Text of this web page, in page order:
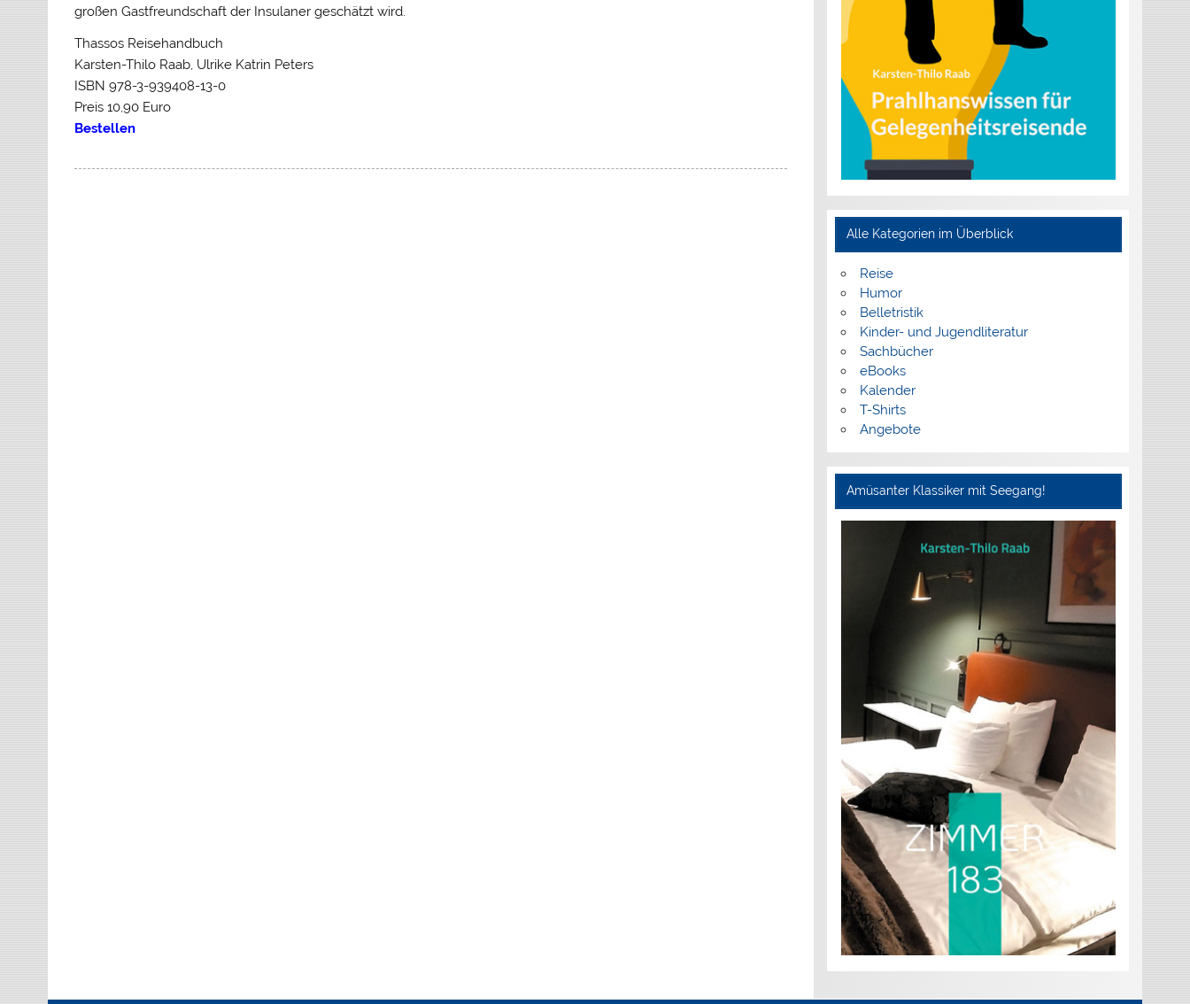
großen Gastfreundschaft der Insulaner geschätzt wird.
Thassos Reisehandbuch
Karsten-Thilo Raab, Ulrike Katrin Peters
ISBN 978-3-939408-13-0
Preis 10,90 Euro
Bestellen
Alle Kategorien im Überblick
Reise
Humor
Belletristik
Kinder- und Jugendliteratur
Sachbücher
eBooks
Kalender
T-Shirts
Angebote
Amüsanter Klassiker mit Seegang!